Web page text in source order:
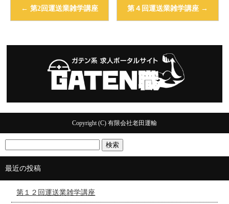
← 第2回運送業雑学講座 第４回運送業雑学講座 →
Copyright (C) 有限会社老田運輸
最近の投稿
第１２回運送業雑学講座